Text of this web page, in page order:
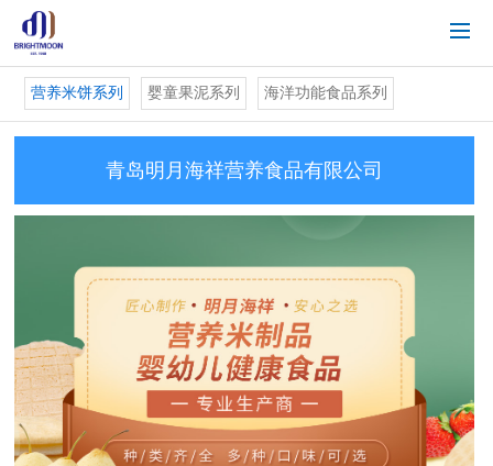
营养米饼系列 婴童果泥系列 海洋功能食品系列
青岛明月海祥营养食品有限公司